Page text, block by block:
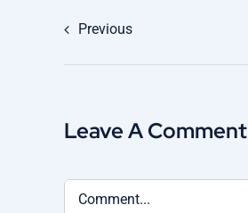
Previous
Leave A Comment
Comment